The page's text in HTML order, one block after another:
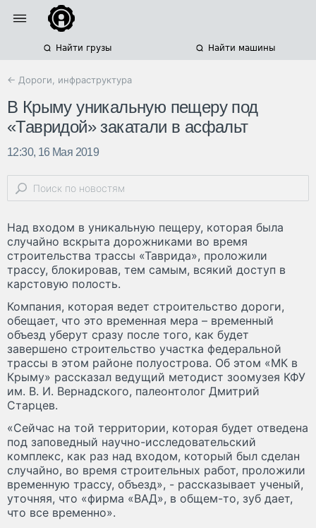
Найти грузы Найти машины
← Дороги, инфраструктура
В Крыму уникальную пещеру под
«Тавридой» закатали в асфальт
12:30, 16 Мая 2019
Над входом в уникальную пещеру, которая была
случайно вскрыта дорожниками во время
строительства трассы «Таврида», проложили
трассу, блокировав, тем самым, всякий доступ в
карстовую полость.
Компания, которая ведет строительство дороги,
обещает, что это временная мера – временный
объезд уберут сразу после того, как будет
завершено строительство участка федеральной
трассы в этом районе полуострова. Об этом «МК в
Крыму» рассказал ведущий методист зоомузея КФУ
им. В. И. Вернадского, палеонтолог Дмитрий
Старцев.
«Сейчас на той территории, которая будет отведена
под заповедный научно-исследовательский
комплекс, как раз над входом, который был сделан
случайно, во время строительных работ, проложили
временную трассу, объезд», - рассказывает ученый,
уточняя, что «фирма «ВАД», в общем-то, зуб дает,
что все временно».